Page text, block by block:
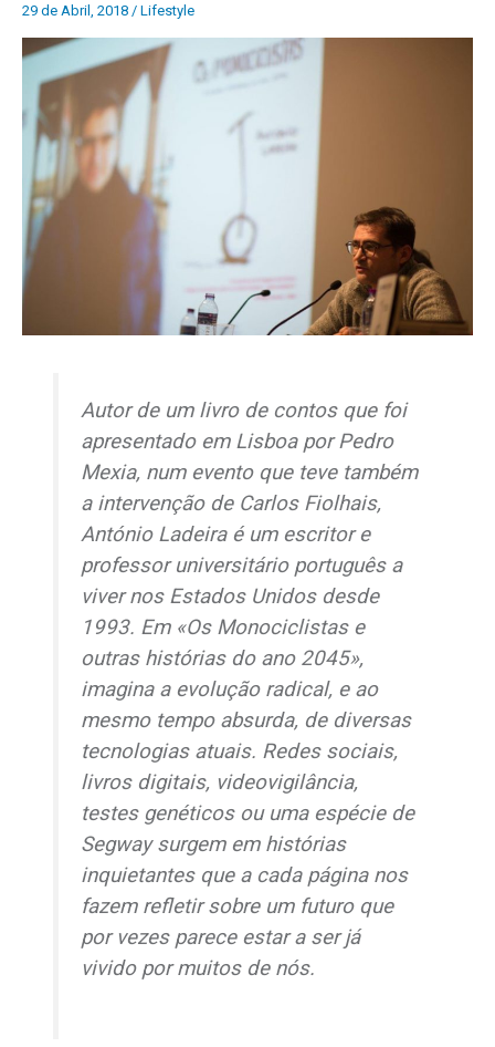
29 de Abril, 2018 / Lifestyle
Autor de um livro de contos que foi
apresentado em Lisboa por Pedro
Mexia, num evento que teve também
a intervenção de Carlos Fiolhais,
António Ladeira é um escritor e
professor universitário português a
viver nos Estados Unidos desde
1993. Em «Os Monociclistas e
outras histórias do ano 2045»,
imagina a evolução radical, e ao
mesmo tempo absurda, de diversas
tecnologias atuais. Redes sociais,
livros digitais, videovigilância,
testes genéticos ou uma espécie de
Segway surgem em histórias
inquietantes que a cada página nos
fazem refletir sobre um futuro que
por vezes parece estar a ser já
vivido por muitos de nós.